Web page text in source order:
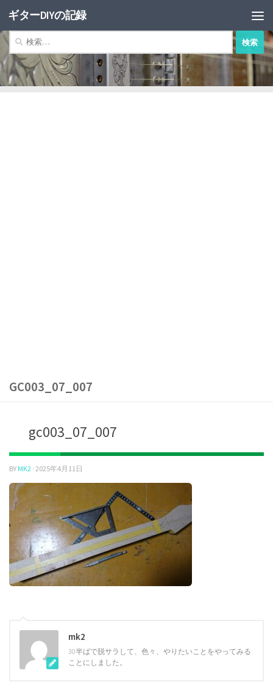
コンテンツへスキップ
ギターDIYの記録
索:
GC003_07_007
gc003_07_007
BY MK2 · 2025年4月11日
mk2
30半ばで脱サラして、色々、やりたいことをやってみる
ことにしました。